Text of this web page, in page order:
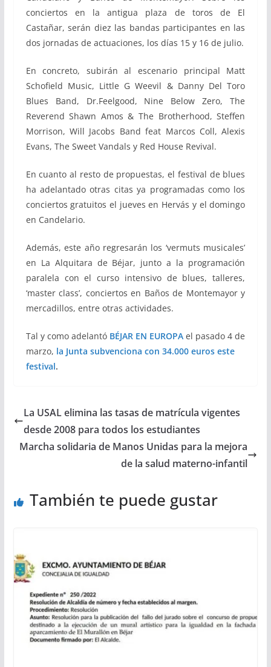
conciertos en la antigua plaza de toros de El
Castañar, serán diez las bandas participantes en las
dos jornadas de actuaciones, los días 15 y 16 de julio.
En concreto, subirán al escenario principal Matt
Schofield Music, Little G Weevil & Danny Del Toro
Blues Band, Dr.Feelgood, Nine Below Zero, The
Reverend Shawn Amos & The Brotherhood, Steffen
Morrison, Will Jacobs Band feat Marcos Coll, Alexis
Evans, The Sweet Vandals y Red House Revival.
En cuanto al resto de propuestas, el festival de blues
ha adelantado otras citas ya programadas como los
conciertos gratuitos el jueves en Hervás y el domingo
en Candelario.
Además, este año regresarán los ‘vermuts musicales’
en La Alquitara de Béjar, junto a la programación
paralela con el curso intensivo de blues, talleres,
‘master class’, conciertos en Baños de Montemayor y
mercadillos, entre otras actividades.
Tal y como adelantó BÉJAR EN EUROPAel pasado 4 de
marzo, la Junta subvenciona con 34.000 euros este
festival.
La USAL elimina las tasas de matrícula vigentes
desde 2008 para todos los estudiantes
Marcha solidaria de Manos Unidas para la mejora
de la salud materno-infantil
También te puede gustar